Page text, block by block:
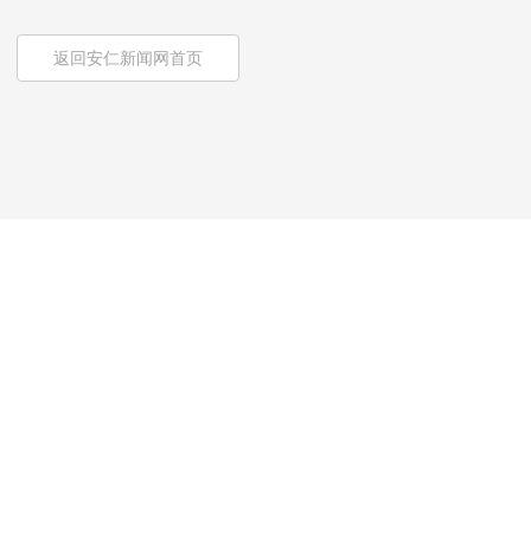
返回安仁新闻网首页